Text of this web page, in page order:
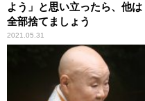
よう」と思い立ったら、他は
全部捨てましょう
2021.05.31